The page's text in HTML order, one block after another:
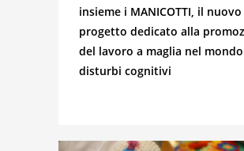
insieme i MANICOTTI, il nuovo
progetto dedicato alla
del lavoro a maglia nel
disturbi cognitivi